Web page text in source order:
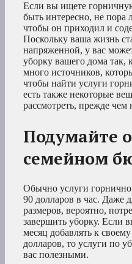
Если вы ищете
быть интересно, не пора
чтобы он приходил и
Поскольку ваша жизнь
напряженной, у вас
уборку вашего дома так,
много источников,
чтобы найти услуги
есть также некоторые
рассмотреть, прежде
Подумайте
семейном
Обычно услуги
90 долларов в час. Даже
размеров, вероятно,
завершить уборку. Если
месяц добавлять к
долларов, то услуги по
вас полезными.